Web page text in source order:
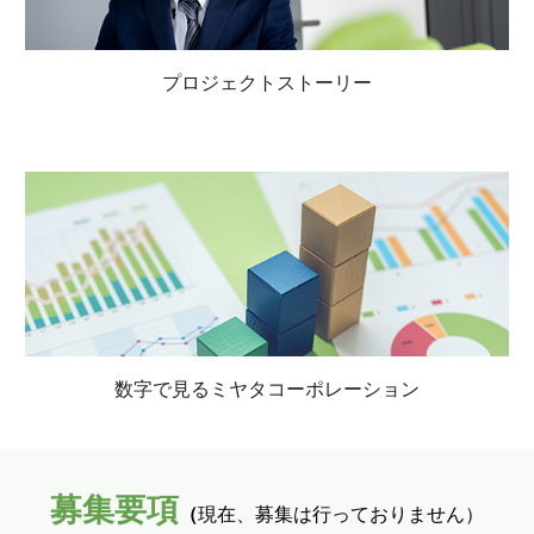
プロジェクトストーリー
数字で見るミヤタコーポレーション
募集要項 （現在、募集は行っておりません）